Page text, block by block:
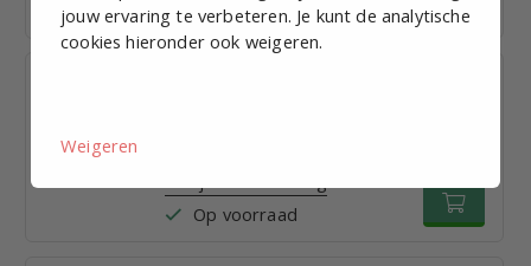
Op voorraad
Op voorraad
jouw ervaring te verbeteren. Je kunt de analytische
cookies hieronder ook weigeren.
Weigeren